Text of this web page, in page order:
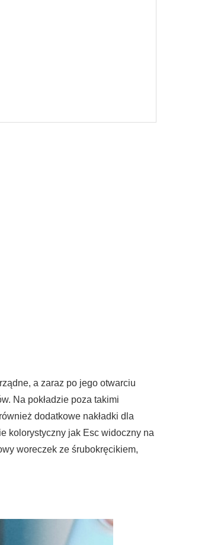
a zaraz po jego otwarciu
Na pokładzie poza takimi
dodatkowe nakładki dla
kolorystyczny jak Esc widoczny na
woreczek ze śrubokręcikiem,